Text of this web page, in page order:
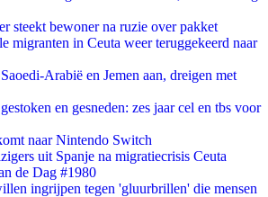
steekt bewoner na ruzie over pakket
migranten in Ceuta weer teruggekeerd naar
Arabië en Jemen aan, dreigen met
en gesneden: zes jaar cel en tbs voor
naar Nintendo Switch
uit Spanje na migratiecrisis Ceuta
de Dag #1980
ingrijpen tegen 'gluurbrillen' die mensen